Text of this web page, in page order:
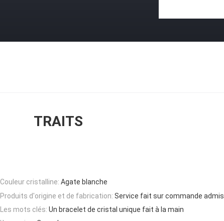
TRAITS
Couleur cristalline: Agate blanche
Produits d'origine et de fabrication: Service fait sur commande admis
Les mots clés: Un bracelet de cristal unique fait à la main